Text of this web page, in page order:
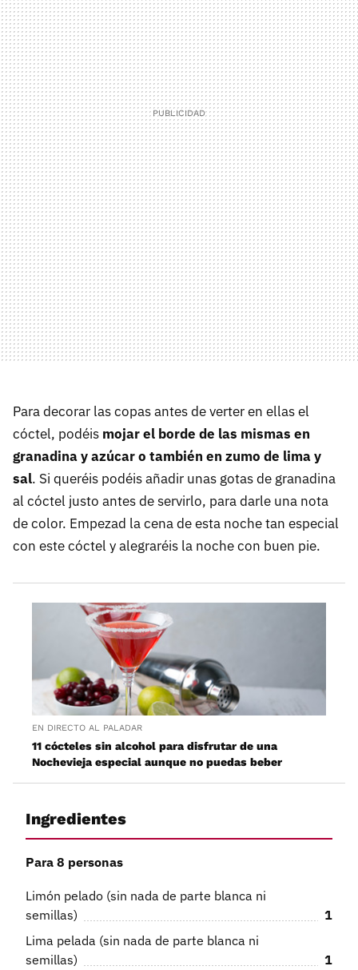
Para decorar las copas antes de verter en ellas el
cóctel, podéis mojar el borde de las mismas en
granadina y azúcar o también en zumo de lima y
sal. Si queréis podéis añadir unas gotas de granadina
al cóctel justo antes de servirlo, para darle una nota
de color. Empezad la cena de esta noche tan especial
con este cóctel y alegraréis la noche con buen pie.
EN DIRECTO AL PALADAR
11 cócteles sin alcohol para disfrutar de una
Nochevieja especial aunque no puedas beber
Ingredientes
Para 8 personas
Limón pelado (sin nada de parte blanca ni
semillas)
1
Lima pelada (sin nada de parte blanca ni
semillas)
1